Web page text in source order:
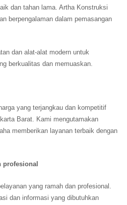
dan tahan lama. Artha Konstruksi
berpengalaman dalam pemasangan
dan alat-alat modern untuk
berkualitas dan memuaskan.
yang terjangkau dan kompetitif
Barat. Kami mengutamakan
memberikan layanan terbaik dengan
profesional
yang ramah dan profesional.
dan informasi yang dibutuhkan